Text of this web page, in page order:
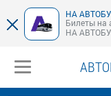
НА
Билеты на
НА